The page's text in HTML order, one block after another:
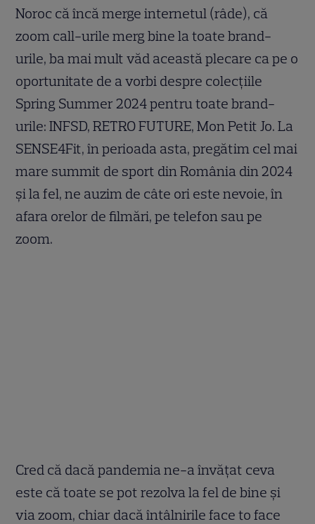
Noroc că încă merge internetul (râde), că
zoom call-urile merg bine la toate brand-
urile, ba mai mult văd această plecare ca pe o
oportunitate de a vorbi despre colecțiile
Spring Summer 2024 pentru toate brand-
urile: INFSD, RETRO FUTURE, Mon Petit Jo. La
SENSE4Fit, în perioada asta, pregătim cel mai
mare summit de sport din România din 2024
și la fel, ne auzim de câte ori este nevoie, în
afara orelor de filmări, pe telefon sau pe
zoom.
Cred că dacă pandemia ne-a învățat ceva
este că toate se pot rezolva la fel de bine și
via zoom, chiar dacă întâlnirile face to face